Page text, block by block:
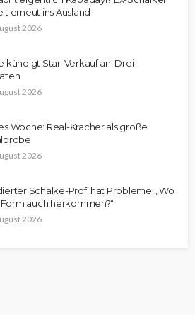
erneut ins Ausland
2026
kündigt Star-Verkauf an: Drei
2026
Woche: Real-Kracher als große
2026
Schalke-Profi hat Probleme: „Wo
auch herkommen?“
2026